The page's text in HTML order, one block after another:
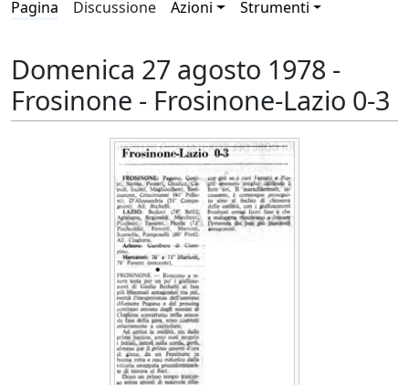
Pagina Discussione Azioni Strumenti
Domenica 27 agosto 1978 -
Frosinone - Frosinone-Lazio 0-3